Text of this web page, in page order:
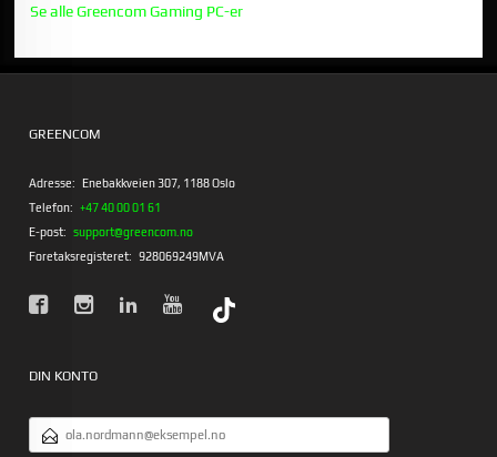
Se alle Greencom Gaming PC-er
GREENCOM
Adresse: Enebakkveien 307, 1188 Oslo
Telefon: +47 40 00 01 61
E-post: support@greencom.no
Foretaksregisteret: 928069249MVA
DIN KONTO
POSTADRESSE